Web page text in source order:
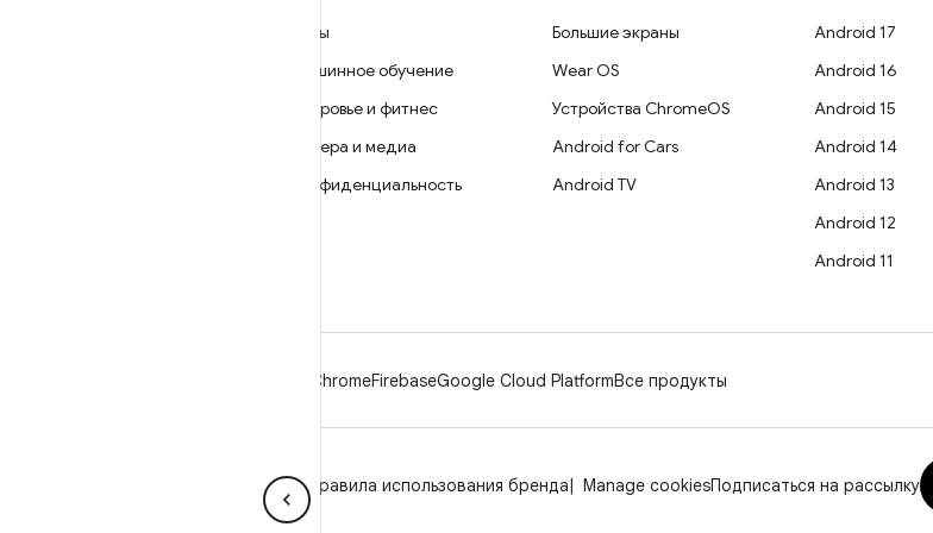
Игры
Машинное обучение
Здоровье и фитнес
Камера и медиа
Конфиденциальность
Большие экраны
Wear OS
Устройства ChromeOS
Android for Cars
Android TV
Android 17
Android 16
Android 15
Android 14
Android 13
Android 12
Android 11
ChromeFirebaseGoogle Cloud PlatformВсе продукты
Лицензия Правила использования бренда Manage cookiesПодписаться на рассылку